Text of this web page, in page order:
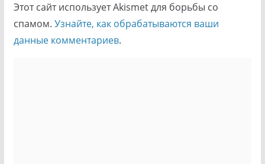
Этот сайт использует Akismet для борьбы со
спамом. Узнайте, как обрабатываются ваши
данные комментариев.